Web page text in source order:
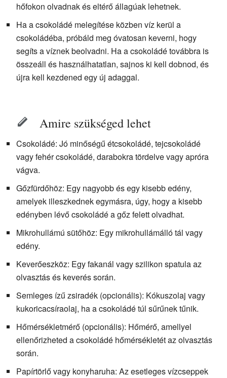
hőfokon olvadnak és eltérő állagúak lehetnek.
Ha a csokoládé melegítése közben víz kerül a
csokoládéba, próbáld meg óvatosan keverni, hogy
segíts a víznek beolvadni. Ha a csokoládé továbbra is
összeáll és használhatatlan, sajnos ki kell dobnod, és
újra kell kezdened egy új adaggal.
Amire szükséged lehet
Csokoládé: Jó minőségű étcsokoládé, tejcsokoládé
vagy fehér csokoládé, darabokra tördelve vagy apróra
vágva.
Gőzfürdőhöz: Egy nagyobb és egy kisebb edény,
amelyek illeszkednek egymásra, úgy, hogy a kisebb
edényben lévő csokoládé a gőz felett olvadhat.
Mikrohullámú sütőhöz: Egy mikrohullámálló tál vagy
edény.
Keverőeszköz: Egy fakanál vagy szilikon spatula az
olvasztás és keverés során.
Semleges ízű zsiradék (opcionális): Kókuszolaj vagy
kukoricacsíraolaj, ha a csokoládé túl sűrűnek tűnik.
Hőmérsékletmérő (opcionális): Hőmérő, amellyel
ellenőrizheted a csokoládé hőmérsékletét az olvasztás
során.
Papírtörlő vagy konyharuha: Az esetleges vízcseppek